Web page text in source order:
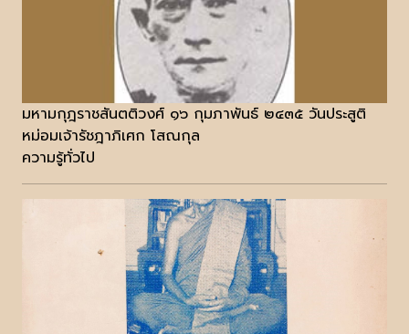
มหามกุฎราชสันตติวงศ์ ๑๖ กุมภาพันธ์ ๒๔๓๕ วันประสูติ
หม่อมเจ้ารัชฎาภิเศก โสณกุล
ความรู้ทั่วไป